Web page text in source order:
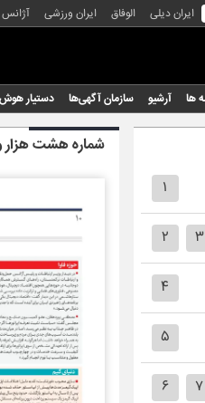
ایران دیلی الوفاق ایران ورزشی
ها آرشیو سازمان آگهی‌ها دستیار
۱
۲ ۳
۴
۵
۶ ۷
شماره هشت